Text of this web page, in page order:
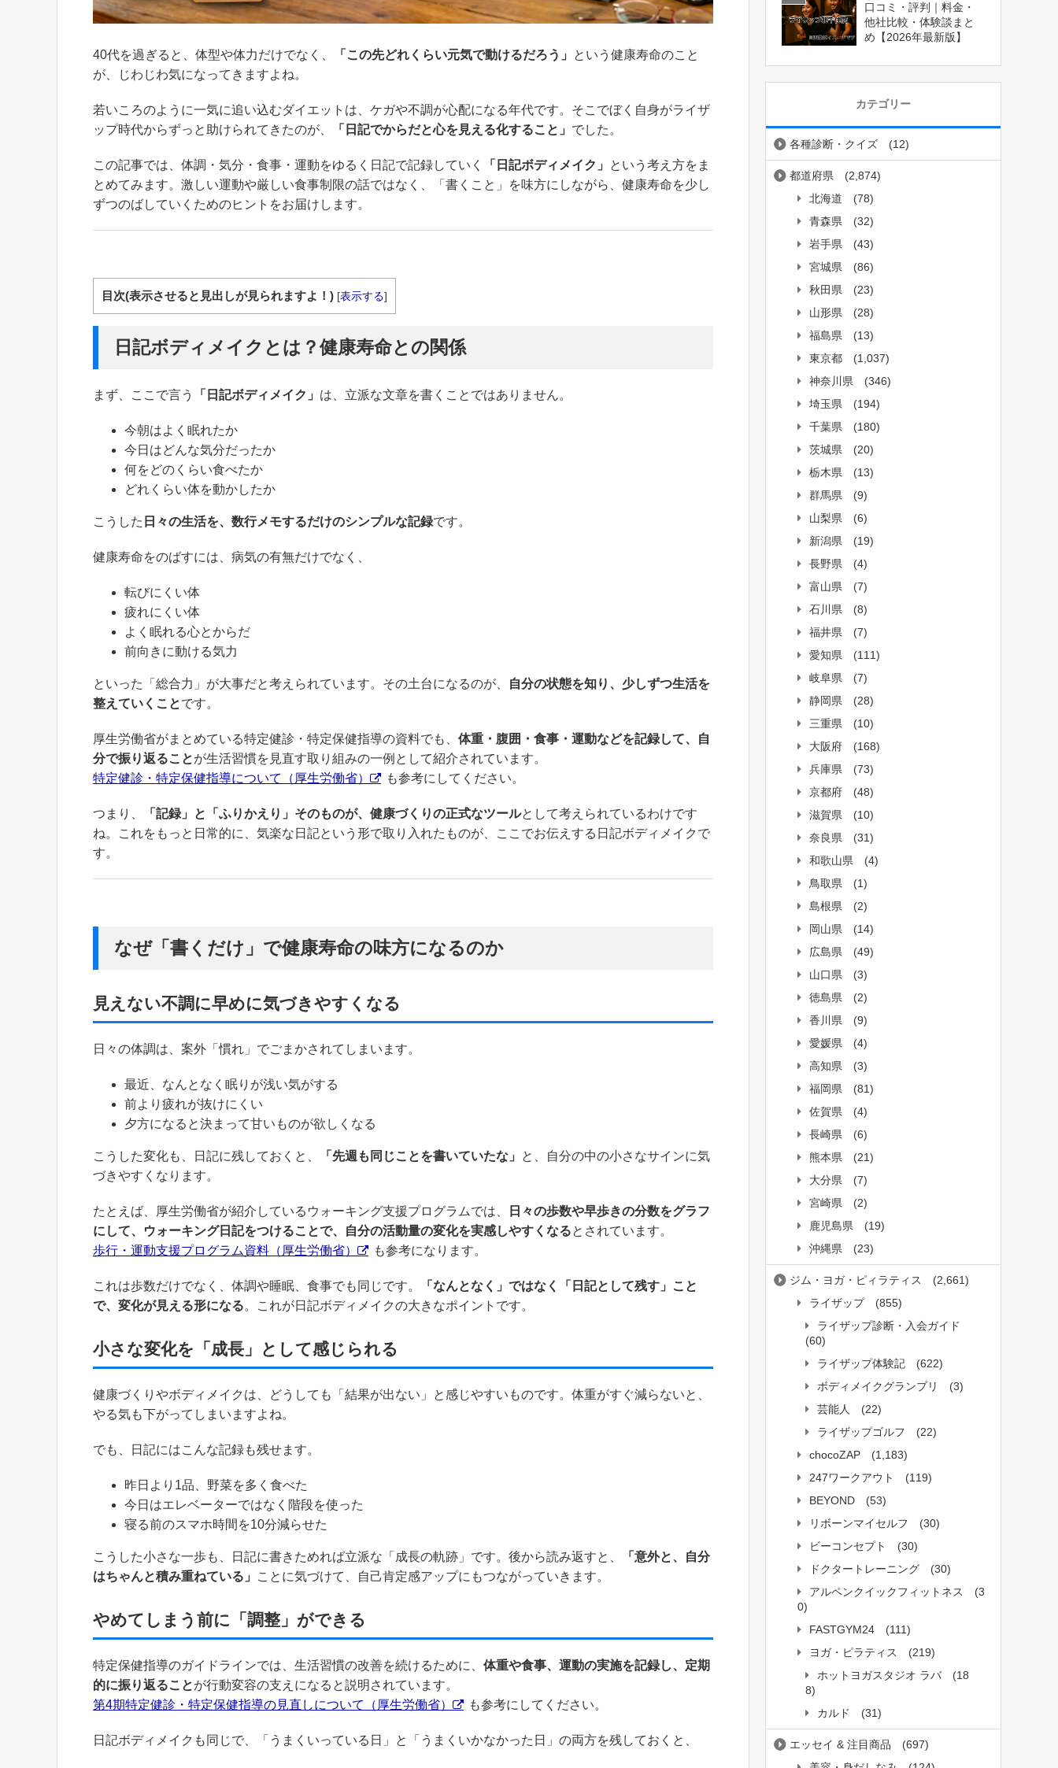
40代を過ぎると、体型や体力だけでなく、 「この先どれくらい元気で動けるだろう」
という健康寿命のこと
が、じわじわ気になってきますよね。
若いころのように一気に追い込むダイエットは、ケガや不調が心配になる年代です。そこでぼく自身がライザ
ップ時代からずっと助けられてきたのが、
「日記でからだと心を見える化すること」 でした。
この記事では、体調・気分・食事・運動をゆるく日記で記録していく 「日記ボディメイク」
という考え方をま
とめてみます。激しい運動や厳しい食事制限の話ではなく、「書くこと」を味方にしながら、健康寿命を少し
ずつのばしていくためのヒントをお届けします。
目次(表示させると見出しが見られますよ！) [表示する]
日記ボディメイクとは？健康寿命との関係
まず、ここで言う 「日記ボディメイク」 は、立派な文章を書くことではありません。
今朝はよく眠れたか
今日はどんな気分だったか
何をどのくらい食べたか
どれくらい体を動かしたか
こうした 日々の生活を、数行メモするだけのシンプルな記録です。
健康寿命をのばすには、病気の有無だけでなく、
転びにくい体
疲れにくい体
よく眠れる心とからだ
前向きに動ける気力
といった「総合力」が大事だと考えられています。その土台になるのが、
自分の状態を知り、少しずつ生活を
整えていくことです。
厚生労働省がまとめている特定健診・特定保健指導の資料でも、 体重・腹囲・食事・運動などを記録して、自
分で振り返ることが生活習慣を見直す取り組みの一例として紹介されています。
特定健診・特定保健指導について（厚生労働省）
も参考にしてください。
つまり、 「記録」と「ふりかえり」そのものが、健康づくりの正式なツールとして考えられているわけです
ね。これをもっと日常的に、気楽な日記という形で取り入れたものが、ここでお伝えする日記ボディメイクで
す。
なぜ「書くだけ」で健康寿命の味方になるのか
見えない不調に早めに気づきやすくなる
日々の体調は、案外「慣れ」でごまかされてしまいます。
最近、なんとなく眠りが浅い気がする
前より疲れが抜けにくい
夕方になると決まって甘いものが欲しくなる
こうした変化も、日記に残しておくと、 「先週も同じことを書いていたな」
と、自分の中の小さなサインに気
づきやすくなります。
たとえば、厚生労働省が紹介しているウォーキング支援プログラムでは、
日々の歩数や早歩きの分数をグラフ
にして、ウォーキング日記をつけることで、自分の活動量の変化を実感しやすくなるとされています。
歩行・運動支援プログラム資料（厚生労働省）
も参考になります。
これは歩数だけでなく、体調や睡眠、食事でも同じです。
「なんとなく」ではなく「日記として残す」こと
で、変化が見える形になる。これが日記ボディメイクの大きなポイントです。
小さな変化を「成長」として感じられる
健康づくりやボディメイクは、どうしても「結果が出ない」と感じやすいものです。体重がすぐ減らないと、
やる気も下がってしまいますよね。
でも、日記にはこんな記録も残せます。
昨日より1品、野菜を多く食べた
今日はエレベーターではなく階段を使った
寝る前のスマホ時間を10分減らせた
こうした小さな一歩も、日記に書きためれば立派な「成長の軌跡」です。後から読み返すと、
「意外と、自分
はちゃんと積み重ねている」
ことに気づけて、自己肯定感アップにもつながっていきます。
やめてしまう前に「調整」ができる
特定保健指導のガイドラインでは、生活習慣の改善を続けるために、 体重や食事、運動の実施を記録し、定期
的に振り返ることが行動変容の支えになると説明されています。
第4期特定健診・特定保健指導の見直しについて（厚生労働省）
も参考にしてください。
日記ボディメイクも同じで、「うまくいっている日」と「うまくいかなかった日」の両方を残しておくと、
口コミ・評判｜料金・
他社比較・体験談まと
め【2026年最新版】
カテゴリー
各種診断・クイズ (12)
都道府県
(2,874)
北海道
(78)
青森県
(32)
岩手県
(43)
宮城県
(86)
秋田県
(23)
山形県
(28)
福島県
(13)
東京都
(1,037)
神奈川県
(346)
埼玉県
(194)
千葉県
(180)
茨城県
(20)
栃木県
(13)
群馬県
(9)
山梨県
(6)
新潟県
(19)
長野県
(4)
富山県
(7)
石川県
(8)
福井県
(7)
愛知県
(111)
岐阜県
(7)
静岡県
(28)
三重県
(10)
大阪府
(168)
兵庫県
(73)
京都府
(48)
滋賀県
(10)
奈良県
(31)
和歌山県
(4)
鳥取県
(1)
島根県
(2)
岡山県
(14)
広島県
(49)
山口県
(3)
徳島県
(2)
香川県
(9)
愛媛県
(4)
高知県
(3)
福岡県
(81)
佐賀県
(4)
長崎県
(6)
熊本県
(21)
大分県
(7)
宮崎県
(2)
鹿児島県
(19)
沖縄県
(23)
ジム・ヨガ・ピィラティス
(2,661)
ライザップ
(855)
ライザップ診断・入会ガイド
(60)
ライザップ体験記
(622)
ボディメイクグランプリ
(3)
芸能人
(22)
ライザップゴルフ
(22)
chocoZAP
(1,183)
247ワークアウト
(119)
BEYOND
(53)
リボーンマイセルフ
(30)
ビーコンセプト
(30)
ドクタートレーニング
(30)
アルペンクイックフィットネス
(3
0)
FASTGYM24
(111)
ヨガ・ピラティス
(219)
ホットヨガスタジオ ラバ
(18
8)
カルド
(31)
エッセイ & 注目商品
(697)